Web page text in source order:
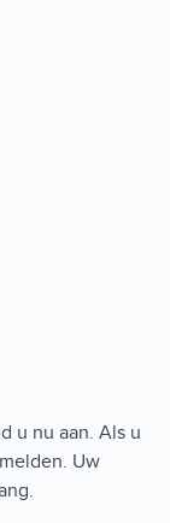
u nu aan. Als u
Uw